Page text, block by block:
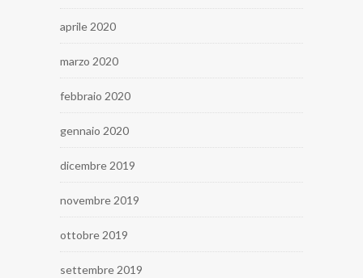
aprile 2020
marzo 2020
febbraio 2020
gennaio 2020
dicembre 2019
novembre 2019
ottobre 2019
settembre 2019